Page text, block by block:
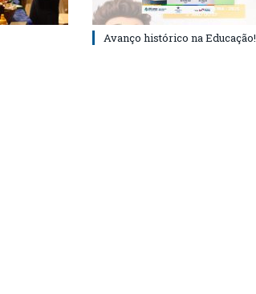
Avanço histórico na Educação!